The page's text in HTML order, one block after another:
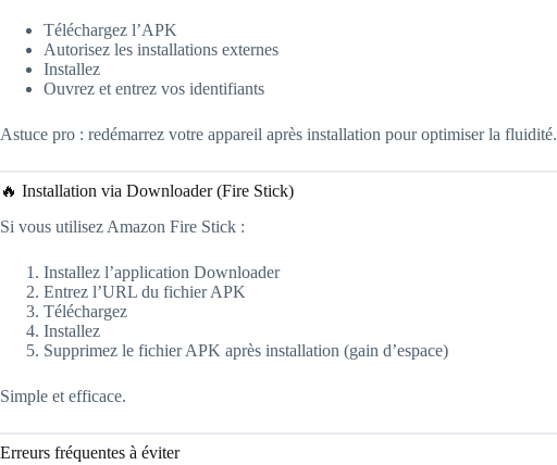
Téléchargez l’APK
Autorisez les installations externes
Installez
Ouvrez et entrez vos identifiants
Astuce pro : redémarrez votre appareil après installation pour optimiser la fluidité.
🔥 Installation via Downloader (Fire Stick)
Si vous utilisez Amazon Fire Stick :
Installez l’application Downloader
Entrez l’URL du fichier APK
Téléchargez
Installez
Supprimez le fichier APK après installation (gain d’espace)
Simple et efficace.
Erreurs fréquentes à éviter